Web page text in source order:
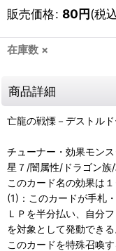
販売価格: 80円(税
在庫数 ×
商品詳細
亡龍の戦慄－デストルド
チューナー・効果モン
星７/闇属性/ドラゴン
このカード名の効果は
(1)：このカードが手札
ＬＰを半分払い、自分
を対象として発動できる
このカードを特殊召喚す